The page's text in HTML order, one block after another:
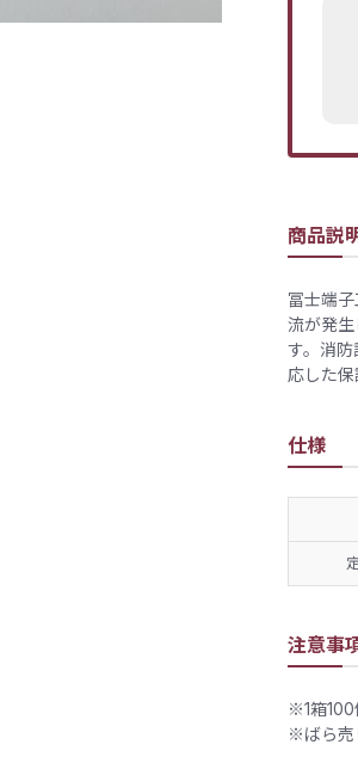
商品説
冨士端
流が発
す。消
応した保
仕様
注意事
※1箱100
※ばら売